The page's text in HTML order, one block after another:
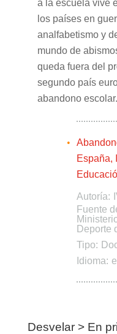
a la escuela vive
los países en
analfabetismo y
mundo de
queda fuera del
segundo país
abandono escolar.
España,
Autoría:
Fuente
Deporte
Tipo:
Idioma:
Desvelar > En